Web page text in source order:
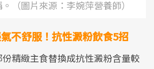
（圖片來源：李婉萍營養師）
不舒服！抗性澱粉飲食5招
精緻主食替換成抗性澱粉含量較